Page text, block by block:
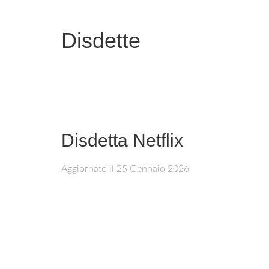
Disdette
Disdetta Netflix
Aggiornato il 25 Gennaio 2026